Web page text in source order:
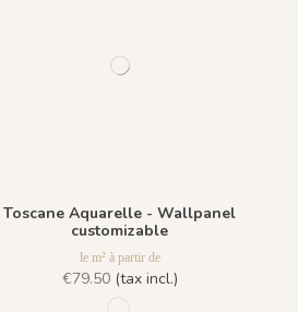
Toscane Aquarelle - Wallpanel
customizable
le m² à partir de
€79.50(tax incl.)